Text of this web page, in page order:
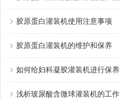
胶原蛋白灌装机使用注意事项
胶原蛋白灌装机的维护和保养
如何给妇科凝胶灌装机进行保养